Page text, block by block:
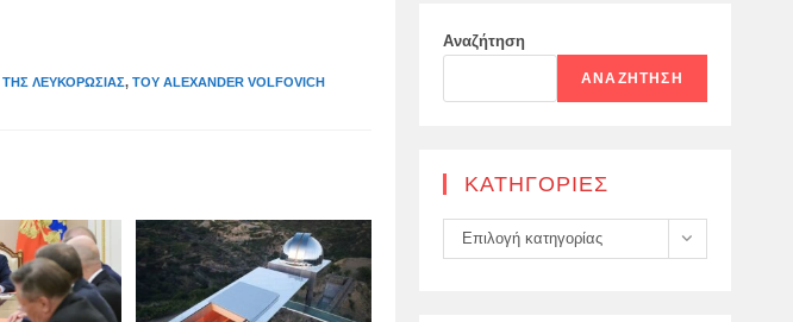
ΤΗΣ ΛΕΥΚΟΡΩΣΊΑΣ, ΤΟΥ ALEXANDER VOLFOVICH
Αναζήτηση
ΑΝΑΖΉΤΗΣΗ
KΑΤΗΓΟΡΊΕΣ
Kατηγορίες
Επιλογή κατηγορίας